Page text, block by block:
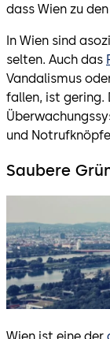
dass Wien zu den
In Wien sind
selten. Auch das
Vandalismus
fallen, ist
und
Saubere
Wien ist eine der